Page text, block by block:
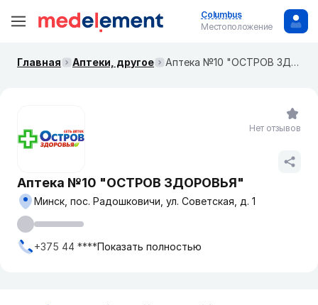
Columbus
Местоположение
Главная Аптеки, другое Аптека №10 "ОСТРОВ ЗДОРОВЬЯ"
Аптека №10 "ОСТРОВ ЗДОРОВЬЯ"
Минск, пос. Радошковичи, ул. Советская, д. 1
+375 44 ****Показать полностью
Нет отзывов